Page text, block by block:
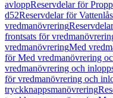
avloppReservdelar för
d52Reservdelar för
vredmanövrering
frontsats för
vredmanövreringMed
för Med vredmanövrering
vredmanövrering och
för vredmanövrering och
tryckknappsmanövrering